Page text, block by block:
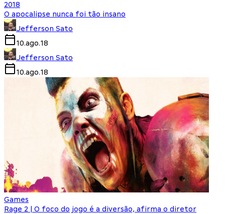
2018
O apocalipse nunca foi tão insano
Jefferson Sato
10.ago.18
Jefferson Sato
10.ago.18
Games
Rage 2 | O foco do jogo é a diversão, afirma o diretor